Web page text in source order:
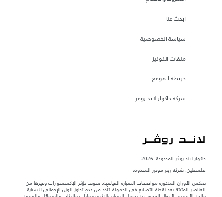
ابحث عنا
سياسة الخصوصية
ملفات الكوكيز
خريطة الموقع
شركة جاكوار لاند روڤر
جاكوار لاند روڨر المحدودة: 2026
فلسطين, شركة ريتز موترز المحدودة
تعكس الأوزان المذكورة مواصفات السيارة القياسية. سوف تؤثر الإكسسوارات وغيرها من
العناصر المثبتة بعد نقطة التصنيع في الحمولة. تأكد من عدم تجاوز الوزن الإجمالي للسيارة